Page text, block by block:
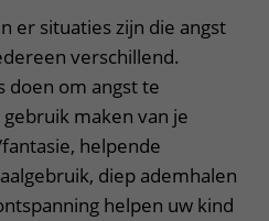
er situaties zijn die angst
verschillend.
doen om angst te
maken van je
helpende
diep ademhalen
helpen uw kind